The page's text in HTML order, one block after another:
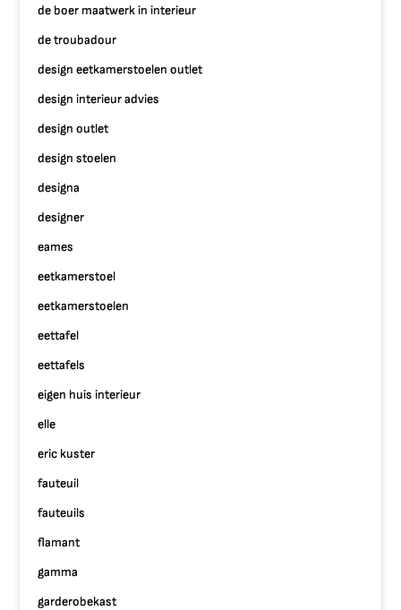
de boer maatwerk in interieur
de troubadour
design eetkamerstoelen outlet
design interieur advies
design outlet
design stoelen
designa
designer
eames
eetkamerstoel
eetkamerstoelen
eettafel
eettafels
eigen huis interieur
elle
eric kuster
fauteuil
fauteuils
flamant
gamma
garderobekast